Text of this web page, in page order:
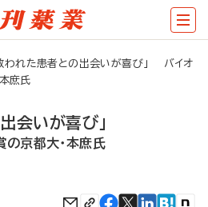
われた患者との出会いが喜び」 バイオ
庶氏
会いが喜び」
の京都大・本庶氏